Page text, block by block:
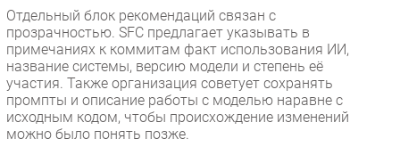
Мероприятия
Проекты
IT класс
Тестовый стенд
Каталог компаний
Отдельный блок рекомендаций связан с
прозрачностью. SFC предлагает указывать в
примечаниях к коммитам факт использования ИИ,
название системы, версию модели и степень её
участия. Также организация советует сохранять
промпты и описание работы с моделью наравне с
исходным кодом, чтобы происхождение изменений
можно было понять позже.